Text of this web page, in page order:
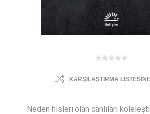
KARŞILAŞTIRMA
Neden hisleri olan canlıları